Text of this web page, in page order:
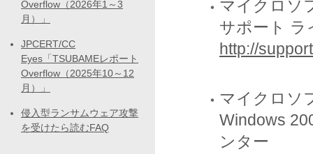
マイクロソ
サポート ラ
http://
マイクロソ
Windows
ンター
Overflow（2026年1～3
月）」
JPCERT/CC
Eyes「TSUBAMEレポート
Overflow（2025年10～12
月）」
侵入型ランサムウェア攻撃
を受けたら読むFAQ